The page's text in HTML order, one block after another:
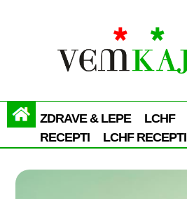
ZDRAVE & LEPE LCHF
RECEPTI
LCHF RECEPTI